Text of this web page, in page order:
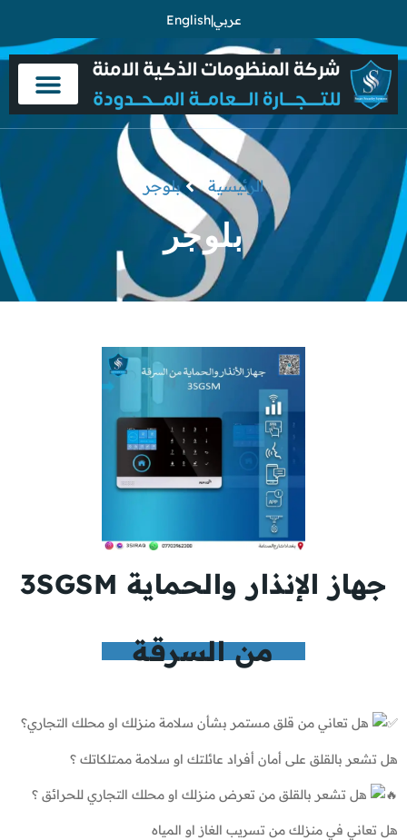
English|عربي
بلوجر الرئيسية
بلوجر
3SGSM جهاز الإنذار والحماية
من السرقة
هل تشعر بالقلق على أمان أفراد عائلتك او سلامة ممتلكاتك ؟
هل تعاني في منزلك من تسريب الغاز او المياه